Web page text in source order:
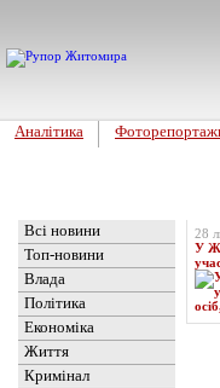
Аналітика
Всі новини
Топ-новини
Влада
Політика
Економіка
Життя
Кримінал
28
У